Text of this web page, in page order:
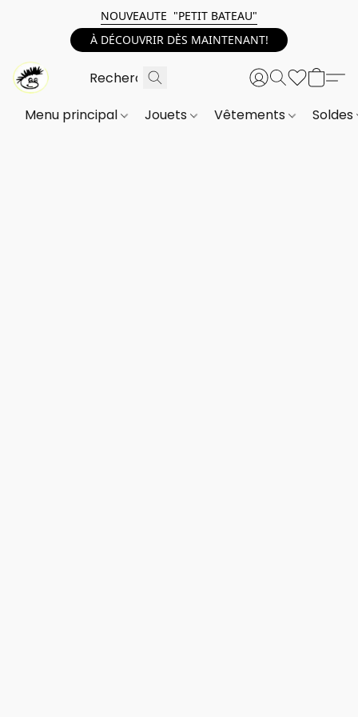
NOUVEAUTE "PETIT BATEAU"
À DÉCOUVRIR DÈS MAINTENANT!
Menu principal Jouets Vêtements Soldes